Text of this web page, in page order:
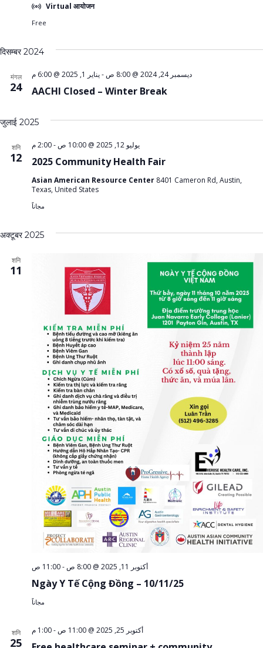
Virtual आयोजन
Free
दिसम्बर 2024
मंगल
24 AACHI Closed – Winter Break
ديسمبر 24, 2024 @ 8:00 ص -يناير 1, 2025 @ 6:00 م
जुलाई 2025
शनि
12 2025 Community Health Fair
يوليو 12, 2025 @ 10:00 ص -2:00 م
Asian American Resource Center 8401 Cameron Rd, Austin,
Texas, United States
مجاناً
अक्टूबर 2025
शनि
11
Ngày Y Tế Cộng Đồng – 10/11/25
أكتوبر 11, 2025 @ 8:00 ص -11:00 ص
مجاناً
शनि
25
أكتوبر 25, 2025 @ 11:00 ص -1:00 م